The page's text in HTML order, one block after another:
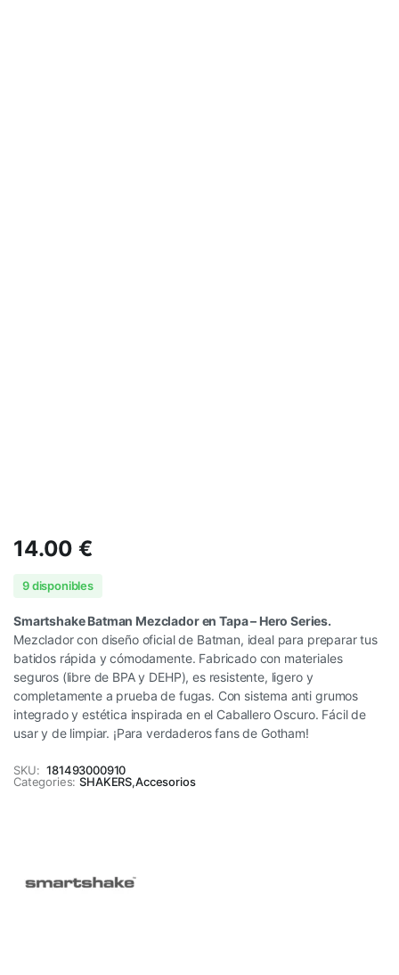
14.00€
9 disponibles
Smartshake Batman Mezclador en Tapa – Hero Series.
Mezclador con diseño oficial de Batman, ideal para preparar tus
batidos rápida y cómodamente. Fabricado con materiales
seguros (libre de BPA y DEHP), es resistente, ligero y
completamente a prueba de fugas. Con sistema anti grumos
integrado y estética inspirada en el Caballero Oscuro. Fácil de
usar y de limpiar. ¡Para verdaderos fans de Gotham!
SKU: 181493000910
Categories: SHAKERS,Accesorios